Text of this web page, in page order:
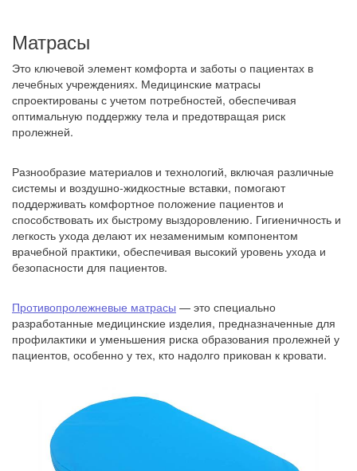
Матрасы
Это ключевой элемент комфорта и заботы о пациентах в
лечебных учреждениях. Медицинские матрасы
спроектированы с учетом потребностей, обеспечивая
оптимальную поддержку тела и предотвращая риск
пролежней.
Разнообразие материалов и технологий, включая различные
системы и воздушно-жидкостные вставки, помогают
поддерживать комфортное положение пациентов и
способствовать их быстрому выздоровлению. Гигиеничность и
легкость ухода делают их незаменимым компонентом
врачебной практики, обеспечивая высокий уровень ухода и
безопасности для пациентов.
Противопролежневые матрасы — это специально
разработанные медицинские изделия, предназначенные для
профилактики и уменьшения риска образования пролежней у
пациентов, особенно у тех, кто надолго прикован к кровати.